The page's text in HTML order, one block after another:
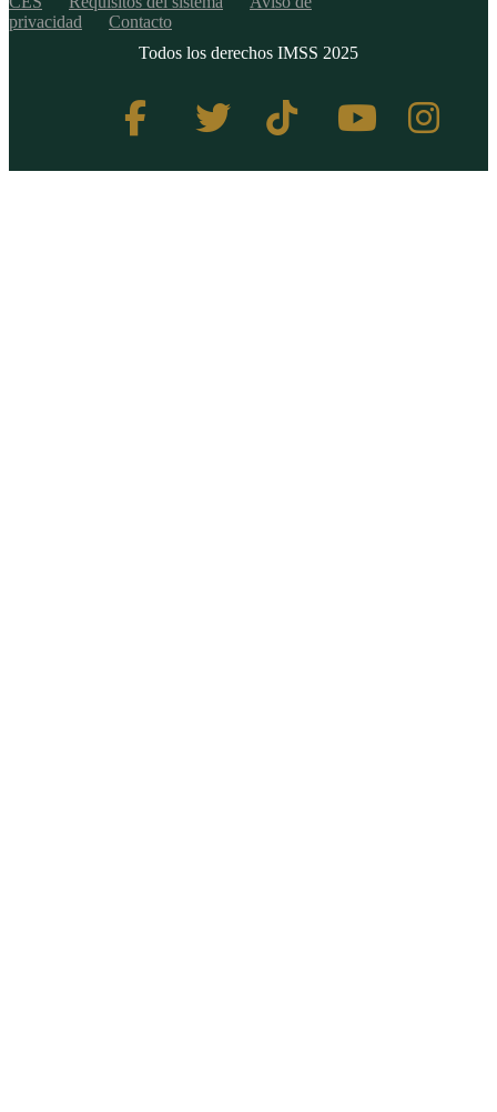
privacidad
Contacto
Todos los derechos IMSS 2025